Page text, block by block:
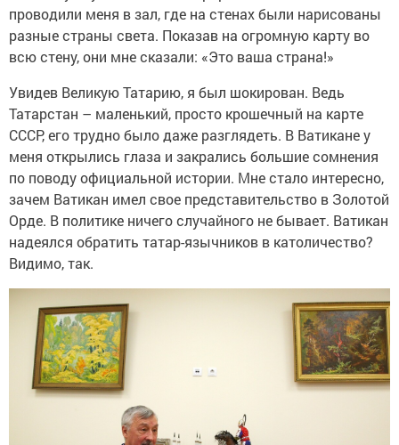
проводили меня в зал, где на стенах были нарисованы
разные страны света. Показав на огромную карту во
всю стену, они мне сказали: «Это ваша страна!»
Увидев Великую Татарию, я был шокирован. Ведь
Татарстан – маленький, просто крошечный на карте
СССР, его трудно было даже разглядеть. В Ватикане у
меня открылись глаза и закрались большие сомнения
по поводу официальной истории. Мне стало интересно,
зачем Ватикан имел свое представительство в Золотой
Орде. В политике ничего случайного не бывает. Ватикан
надеялся обратить татар-язычников в католичество?
Видимо, так.